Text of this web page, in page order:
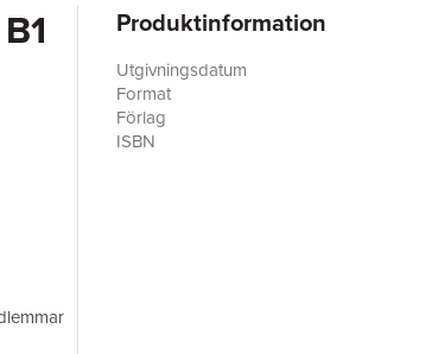
Produktinformation
Utgivningsdatum
Format
Förlag
ISBN